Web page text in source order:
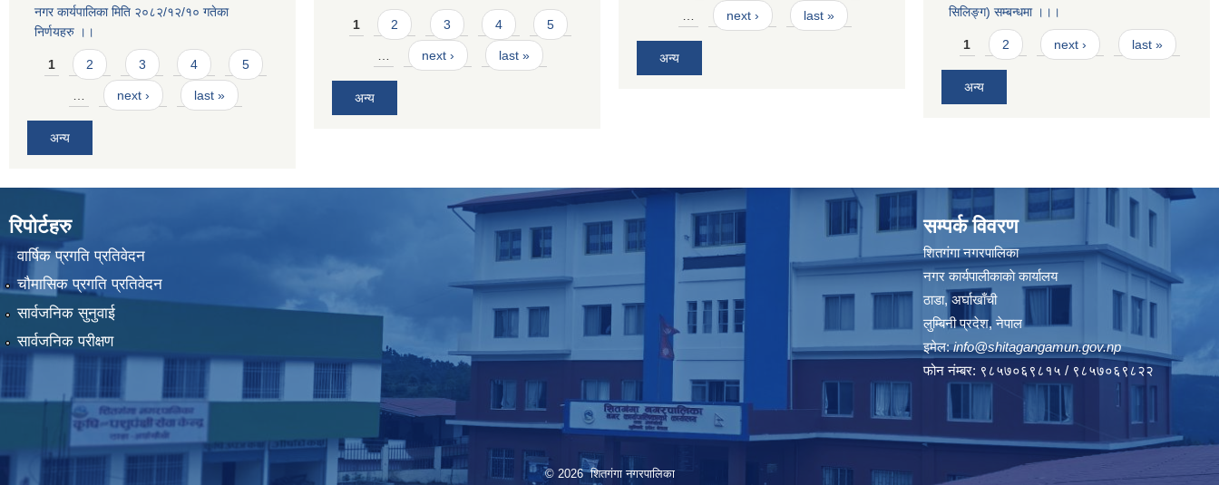
नगर कार्यपालिका मिति २०८२/१२/१० गतेका
निर्णयहरु ।।
Pages
1 2 3 4 5
next › last »
अन्य
Pages
1 2 3 4 5
next › last »
अन्य
next › last »
अन्य
सिलिङ्ग) सम्बन्धमा ।।।
Pages
1 2 next › last »
अन्य
रिपोर्टहरु
वार्षिक प्रगति प्रतिवेदन
चौमासिक प्रगति प्रतिवेदन
सार्वजनिक सुनुवाई
सार्वजनिक परीक्षण
सम्पर्क विवरण
शितगंगा नगरपालिका
नगर कार्यपालीकाकाे कार्यालय
ठाडा, अर्घाखाँची
लुम्बिनी प्रदेश, नेपाल
इमेल:info@shitagangamun.gov.np
फोन नंम्बर: ९८५७०६९८१५ / ९८५७०६९८२२
© 2026 शितगंगा नगरपालिका